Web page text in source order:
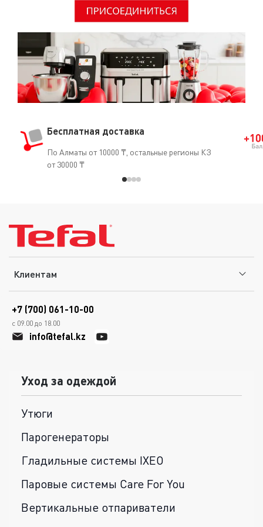
Бесплатная доставка
По Алматы от 10000 ₸, остальные регионы КЗ
от 30000 ₸
Клиентам
+7 (700) 061-10-00
с 09.00 до 18.00
info@tefal.kz
Уход за одеждой
Утюги
Парогенераторы
Гладильные системы IXEO
Паровые системы Care For You
Вертикальные отпариватели